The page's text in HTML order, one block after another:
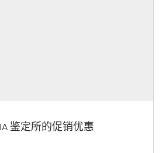
鉴定所的促销优惠